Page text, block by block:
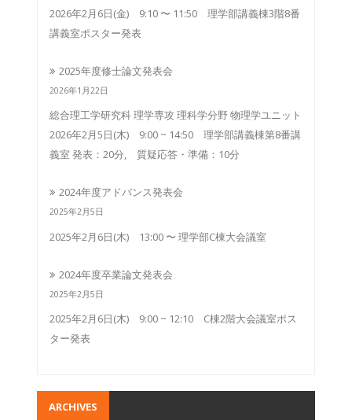
2026年2月6日(金) 9:10 〜 11:50 理学部講義棟3階8番
講義室ポスター発表
2025年度修士論文発表会
2026年1月22日
総合理工学研究科 理学専攻 理科学分野 物理学ユニット
2026年2月5日(木) 9:00 ~ 14:50 理学部講義棟第8番講
義室 発表：20分, 質疑応答・準備：10分
2024年度アドバンス発表会
2025年2月5日
2025年2月6日(木) 13:00 〜 理学部C棟大会議室
2024年度卒業論文発表会
2025年2月5日
2025年2月6日(木) 9:00 ~ 12:10 C棟2階大会議室ポス
ター発表
ARCHIVES